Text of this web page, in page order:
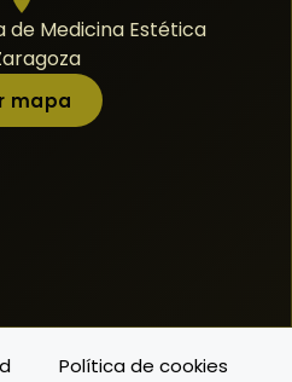
de Medicina Estética
mapa
Política de cookies